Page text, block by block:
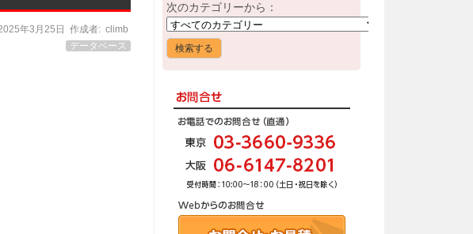
年3月25日 作成者: climb
データベース
次のカテゴリーから：